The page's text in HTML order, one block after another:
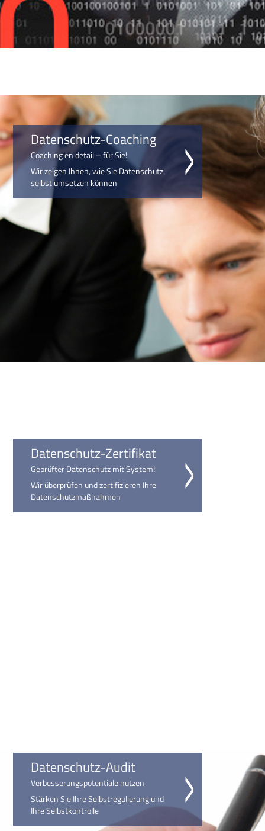
Datenschutz-Coaching
Coaching en detail – für Sie!
Wir zeigen Ihnen, wie Sie Datenschutz
selbst umsetzen können
Datenschutz-Zertifikat
Geprüfter Datenschutz mit System!
Wir überprüfen und zertifizieren Ihre
Datenschutzmaßnahmen
Datenschutz-Audit
Verbesserungspotentiale nutzen
Stärken Sie Ihre Selbstregulierung und
Ihre Selbstkontrolle